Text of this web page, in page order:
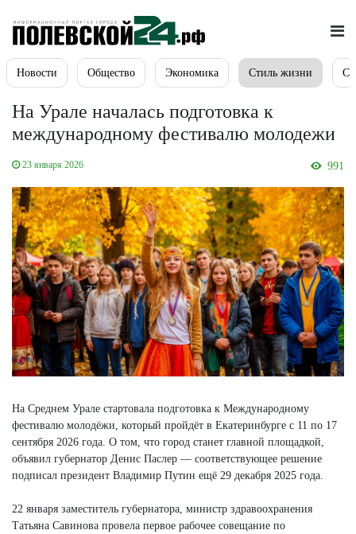
Новости Общество Экономика Стиль жизни
На Урале началась подготовка к
международному фестивалю молодежи
23 января 2026 991
На Среднем Урале стартовала подготовка к Международному
фестивалю молодёжи, который пройдёт в Екатеринбурге с 11 по 17
сентября 2026 года. О том, что город станет главной площадкой,
объявил губернатор Денис Паслер — соответствующее решение
подписал президент Владимир Путин ещё 29 декабря 2025 года.
22 января заместитель губернатора, министр здравоохранения
Татьяна Савинова провела первое рабочее совещание по